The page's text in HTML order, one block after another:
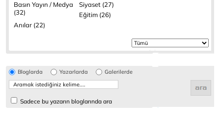
Basın Yayın / Medya
(32)
Siyaset (27)
Eğitim (26)
Anılar (22)
Bloglarda Yazarlarda Galerilerde
Sadece bu yazarın bloglarında ara